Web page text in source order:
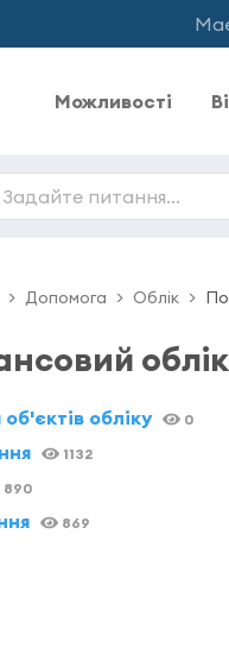
Можливості
Допомога Облік
облік
обліку 0
1132
890
869